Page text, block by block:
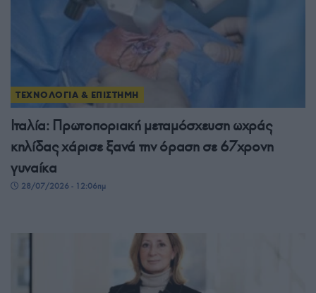
ΤΕΧΝΟΛΟΓΙΑ & ΕΠΙΣΤΗΜΗ
Ιταλία: Πρωτοποριακή μεταμόσχευση ωχράς
κηλίδας χάρισε ξανά την όραση σε 67χρονη
γυναίκα
28/07/2026 - 12:06πμ